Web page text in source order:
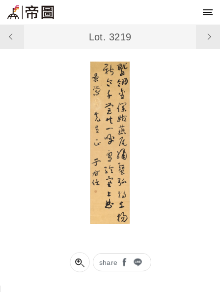
share
Lot. 3219